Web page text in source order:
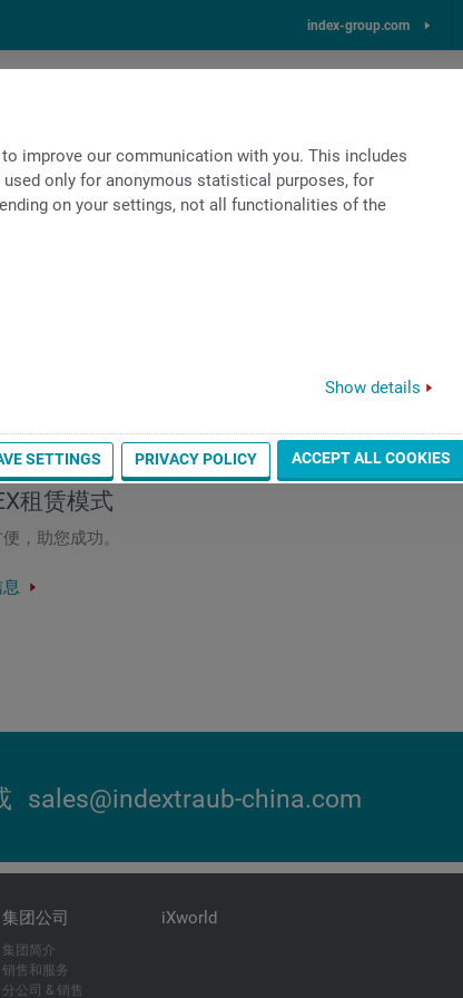
improve our communication with you. This includes
only for anonymous statistical purposes, for
on your settings, not all functionalities of the
Show details
SETTINGS PRIVACY POLICY ACCEPT ALL COOKIES
index-group.com
租赁模式
，助您成功。
sales@indextraub-china.com
集团公司
集团简介
销售和服务
分公司 & 销售
iXworld